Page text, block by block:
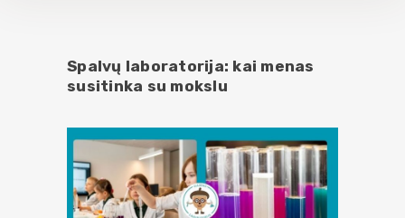
Spalvų laboratorija: kai menas
susitinka su mokslu